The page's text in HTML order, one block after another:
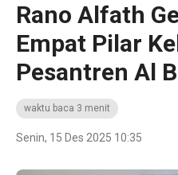
Rano Alfath
Empat Pilar
Pesantren Al
waktu baca 3 menit
Senin, 15 Des 2025 10:35